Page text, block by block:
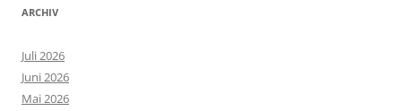
ARCHIV
Juli 2026
Juni 2026
Mai 2026